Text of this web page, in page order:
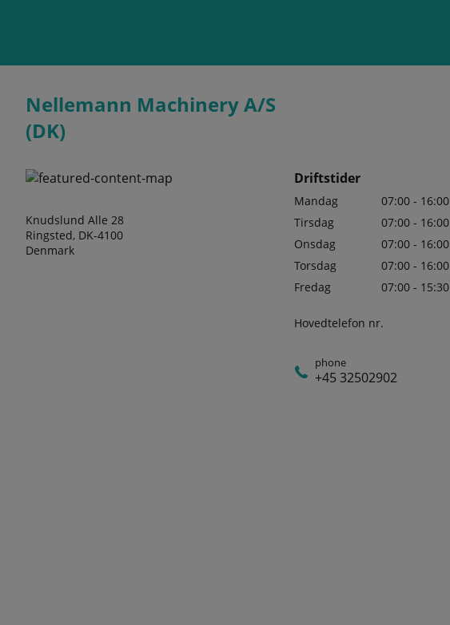
Nellemann Machinery A/S
(DK)
Knudslund Alle 28
Ringsted, DK-4100
Denmark
Driftstider
Mandag
07:00 - 16:00
Tirsdag
07:00 - 16:00
Onsdag
07:00 - 16:00
Torsdag
07:00 - 16:00
Fredag
07:00 - 15:30
Hovedtelefon nr.
phone
+45 32502902